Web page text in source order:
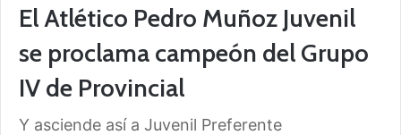
El Atlético Pedro Muñoz Juvenil
se proclama campeón del Grupo
IV de Provincial
Y asciende así a Juvenil Preferente